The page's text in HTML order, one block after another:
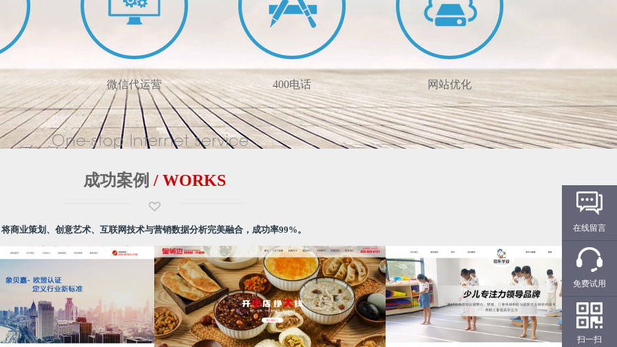
制作
微信代运营
帮助企业打造自身品牌形象
掌控智能终端时代
400电话
中国联通/电信/移动一级400服务商
提高企业品牌形象
网站优化
提高网站曝光率
成功案例 / WORKS
将商业策划、创意艺术、互联网技术与营销数据分析完美融合，成功率99%。 在线留言
免费试用
扫一扫